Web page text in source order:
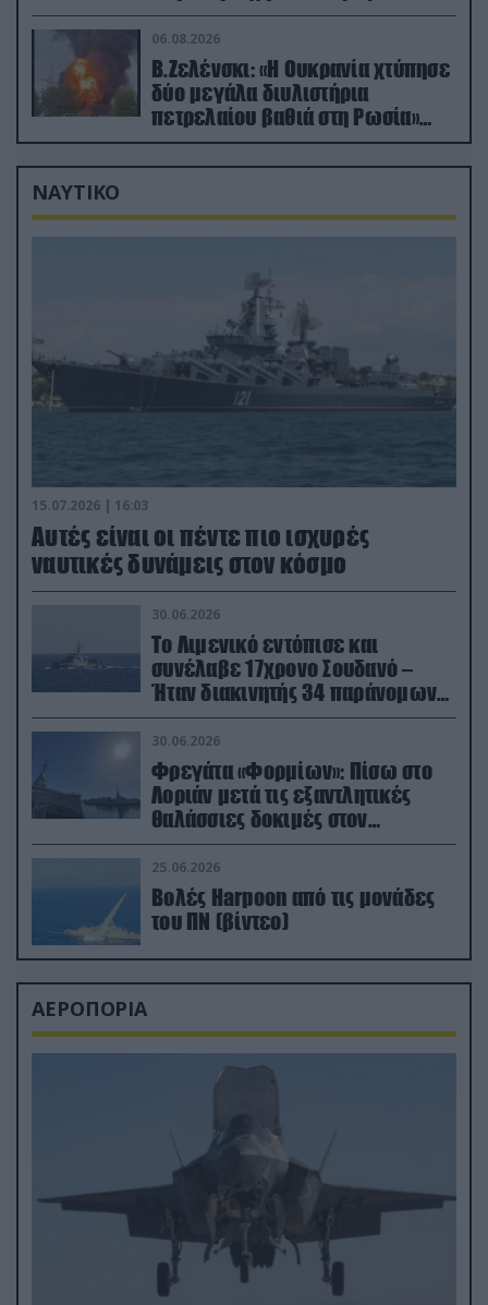
(βίντεο)
06.08.2026
Β.Ζελένσκι: «Η Ουκρανία χτύπησε
δύο μεγάλα διυλιστήρια
πετρελαίου βαθιά στη Ρωσία»
(βίντεο)
ΝΑΥΤΙΚΟ
15.07.2026 | 16:03
Aυτές είναι οι πέντε πιο ισχυρές
ναυτικές δυνάμεις στον κόσμο
30.06.2026
Το Λιμενικό εντόπισε και
συνέλαβε 17χρονο Σουδανό –
Ήταν διακινητής 34 παράνομων
μεταναστών
30.06.2026
Φρεγάτα «Φορμίων»: Πίσω στο
Λοριάν μετά τις εξαντλητικές
θαλάσσιες δοκιμές στον
απαιτητικό Βισκαϊκό
25.06.2026
Βολές Harpoon από τις μονάδες
του ΠΝ (βίντεο)
ΑΕΡΟΠΟΡΙΑ